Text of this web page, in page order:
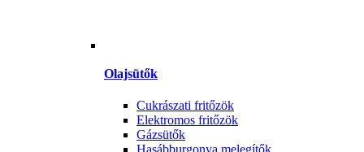
Olajsütők
Cukrászati fritőzök
Elektromos fritőzök
Gázsütők